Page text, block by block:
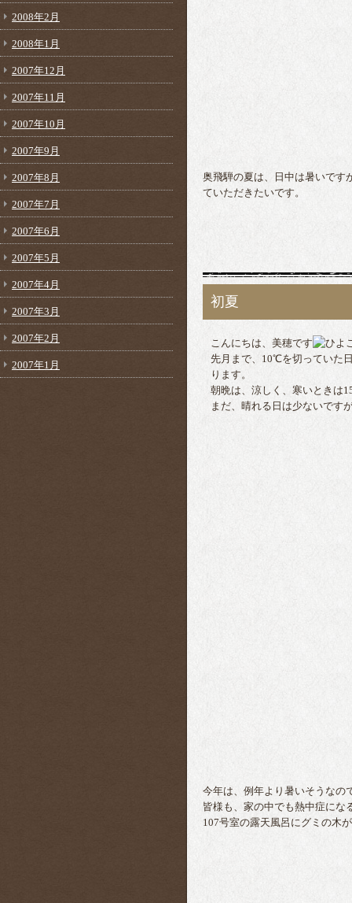
2008年2月
2008年1月
2007年12月
2007年11月
2007年10月
2007年9月
2007年8月
2007年7月
2007年6月
2007年5月
2007年4月
2007年3月
2007年2月
2007年1月
奥飛騨の夏は、日中は暑いです
ていただきたいです。
初夏
こんにちは、美穂です
先月まで、10℃を切っていた
ります。
朝晩は、涼しく、寒いときは
まだ、晴れる日は少ないです
今年は、例年より暑いそうなの
皆様も、家の中でも熱中症にな
107号室の露天風呂にグミの木